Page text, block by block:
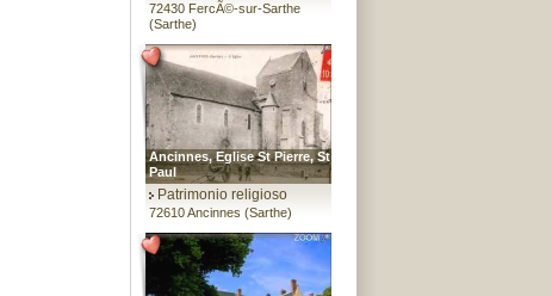
72430 FercÃ©-sur-Sarthe
(Sarthe)
Ancinnes, Eglise St Pierre, St
Paul
Patrimonio religioso
72610 Ancinnes (Sarthe)